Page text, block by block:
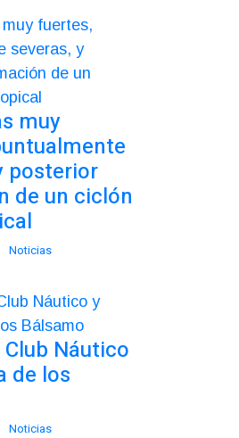
muy
posterior
de un ciclón
Noticias
Náutico
de los
Noticias